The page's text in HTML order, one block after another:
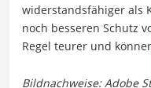
widerstandsfähiger als
noch besseren Schutz
Regel teurer und